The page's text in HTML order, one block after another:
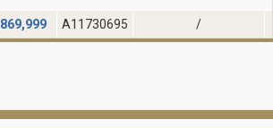
869,999 A11730695 /